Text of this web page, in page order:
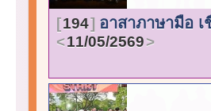
194 อาสาภาษามือ
11/05/2569